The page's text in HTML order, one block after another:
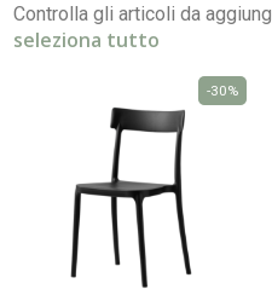
Controlla gli articoli da
seleziona tutto
-30%